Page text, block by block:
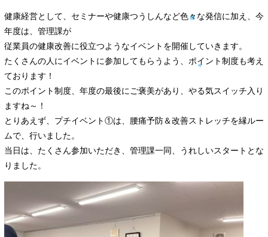
健康経営として、セミナーや健康つうしんなど色々な発信に加え、今
年度は、管理課が
従業員の健康改善に役立つようなイベントを開催していきます。
たくさんの人にイベントに参加してもらうよう、ポイント制度も考え
ております！
このポイント制度、年度の最後にご褒美があり、やる気スイッチ入り
ますね～！
とりあえず、プチイベント①は、腰痛予防＆改善ストレッチを縁ルー
ムで、行いました。
当日は、たくさん参加いただき、管理課一同、うれしいスタートとな
りました。